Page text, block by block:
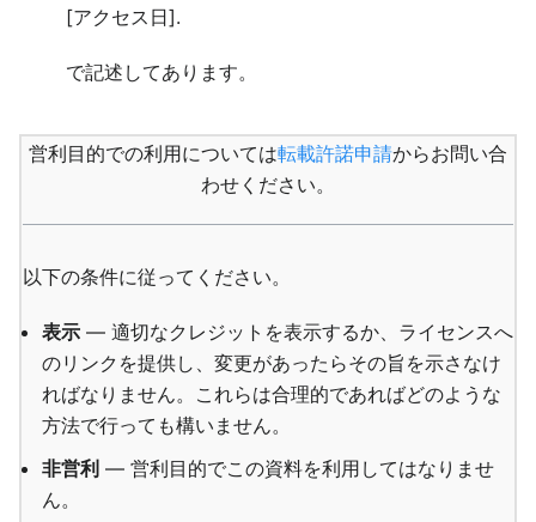
[アクセス日].
で記述してあります。
営利目的での利用については転載許諾申請からお問い合
わせください。
以下の条件に従ってください。
表示 — 適切なクレジットを表示するか、ライセンスへ
のリンクを提供し、変更があったらその旨を示さなけ
ればなりません。これらは合理的であればどのような
方法で行っても構いません。
非営利 — 営利目的でこの資料を利用してはなりませ
ん。